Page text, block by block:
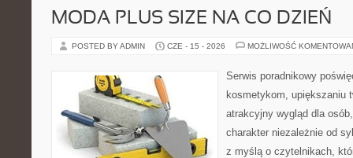
MODA PLUS SIZE NA CO DZIEŃ
POSTED BY ADMIN CZE - 15 - 2026 MOŻLIWOŚĆ
Serwis poradnikowy
kosmetykom, upiększaniu
atrakcyjny wygląd dla
charakter niezależnie od
z myślą o czytelnikach,